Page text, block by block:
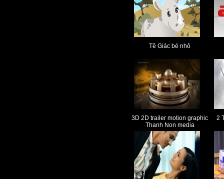
Tê Giác bé nhỏ
3D 2D trailer motion graphic
Thanh Non media
2